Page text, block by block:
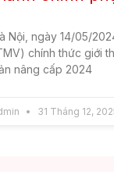
Nội, ngày 14/05/
chính thức giới
nâng cấp 2024
31 Tháng 12,